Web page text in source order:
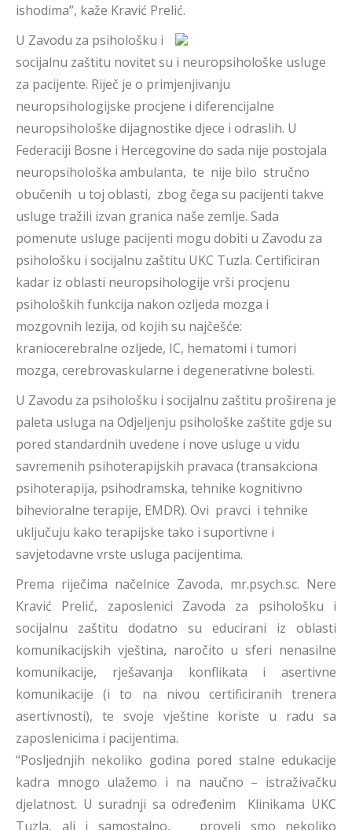
ishodima”, kaže Kravić Prelić.
U Zavodu za psihološku i
socijalnu zaštitu novitet su i neuropsihološke usluge
za pacijente. Riječ je o primjenjivanju
neuropsihologijske procjene i diferencijalne
neuropsihološke dijagnostike djece i odraslih. U
Federaciji Bosne i Hercegovine do sada nije postojala
neuropsihološka ambulanta, te nije bilo stručno
obučenih u toj oblasti, zbog čega su pacijenti takve
usluge tražili izvan granica naše zemlje. Sada
pomenute usluge pacijenti mogu dobiti u Zavodu za
psihološku i socijalnu zaštitu UKC Tuzla. Certificiran
kadar iz oblasti neuropsihologije vrši procjenu
psiholoških funkcija nakon ozljeda mozga i
mozgovnih lezija, od kojih su najčešće:
kraniocerebralne ozljede, IC, hematomi i tumori
mozga, cerebrovaskularne i degenerativne bolesti.
U Zavodu za psihološku i socijalnu zaštitu proširena je
paleta usluga na Odjeljenju psihološke zaštite gdje su
pored standardnih uvedene i nove usluge u vidu
savremenih psihoterapijskih pravaca (transakciona
psihoterapija, psihodramska, tehnike kognitivno
bihevioralne terapije, EMDR). Ovi pravci i tehnike
uključuju kako terapijske tako i suportivne i
savjetodavne vrste usluga pacijentima.
Prema riječima načelnice Zavoda, mr.psych.sc. Nere
Kravić Prelić, zaposlenici Zavoda za psihološku i
socijalnu zaštitu dodatno su educirani iz oblasti
komunikacijskih vještina, naročito u sferi nenasilne
komunikacije, rješavanja konflikata i asertivne
komunikacije (i to na nivou certificiranih trenera
asertivnosti), te svoje vještine koriste u radu sa
zaposlenicima i pacijentima.
“Posljednjih nekoliko godina pored stalne edukacije
kadra mnogo ulažemo i na naučno – istraživačku
djelatnost. U suradnji sa određenim Klinikama UKC
Tuzla, ali i samostalno, proveli smo nekoliko